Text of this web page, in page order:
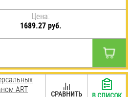
Цена:
1689.27 руб.
ART
СРАВНИТЬ